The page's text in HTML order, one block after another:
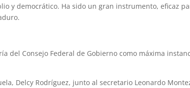
y democrático. Ha sido un gran instrumento, eficaz
del Consejo Federal de Gobierno como máxima
Delcy Rodríguez, junto al secretario Leonardo